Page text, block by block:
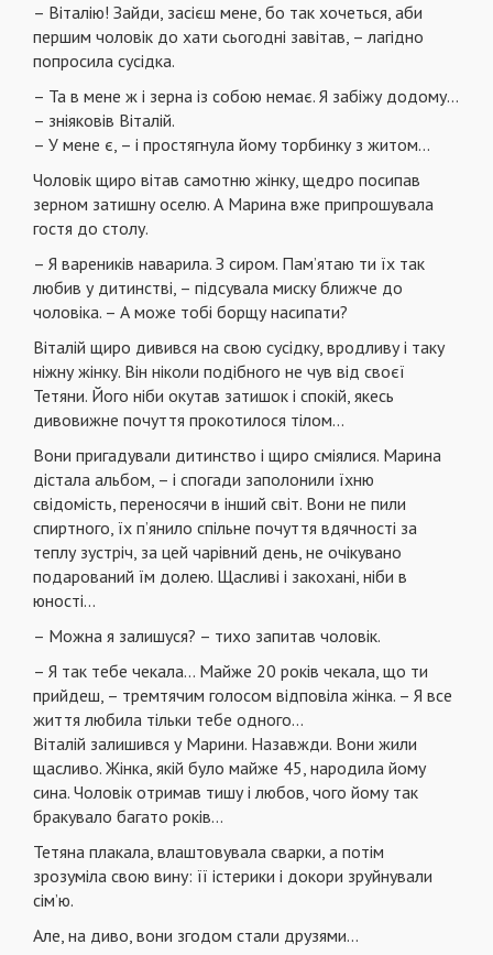
– Віталію! Зайди, засієш мене, бо так хочеться, аби
першим чоловік до хати сьогодні завітав, – лагідно
попросила сусідка.
– Та в мене ж і зерна із собою немає. Я забіжу додому…
– зніяковів Віталій.
– У мене є, – і простягнула йому торбинку з житом…
Чоловік щиро вітав самотню жінку, щедро посипав
зерном затишну оселю. А Марина вже припрошувала
гостя до столу.
– Я вареників наварила. З сиром. Пам’ятаю ти їх так
любив у дитинстві, – підсувала миску ближче до
чоловіка. – А може тобі борщу насипати?
Віталій щиро дивився на свою сусідку, вродливу і таку
ніжну жінку. Він ніколи подібного не чув від своєї
Тетяни. Його ніби окутав затишок і спокій, якесь
дивовижне почуття прокотилося тілом…
Вони пригадували дитинство і щиро сміялися. Марина
дістала альбом, – і спогади заполонили їхню
свідомість, переносячи в інший світ. Вони не пили
спиртного, їх п’янило спільне почуття вдячності за
теплу зустріч, за цей чарівний день, не очікувано
подарований їм долею. Щасливі і закохані, ніби в
юності…
– Можна я залишуся? – тихо запитав чоловік.
– Я так тебе чекала… Майже 20 років чекала, що ти
прийдеш, – тремтячим голосом відповіла жінка. – Я все
життя любила тільки тебе одного…
Віталій залишився у Марини. Назавжди. Вони жили
щасливо. Жінка, якій було майже 45, народила йому
сина. Чоловік отримав тишу і любов, чого йому так
бракувало багато років…
Тетяна плакала, влаштовувала сварки, а потім
зрозуміла свою вину: її істерики і докори зруйнували
сім’ю.
Але, на диво, вони згодом стали друзями…